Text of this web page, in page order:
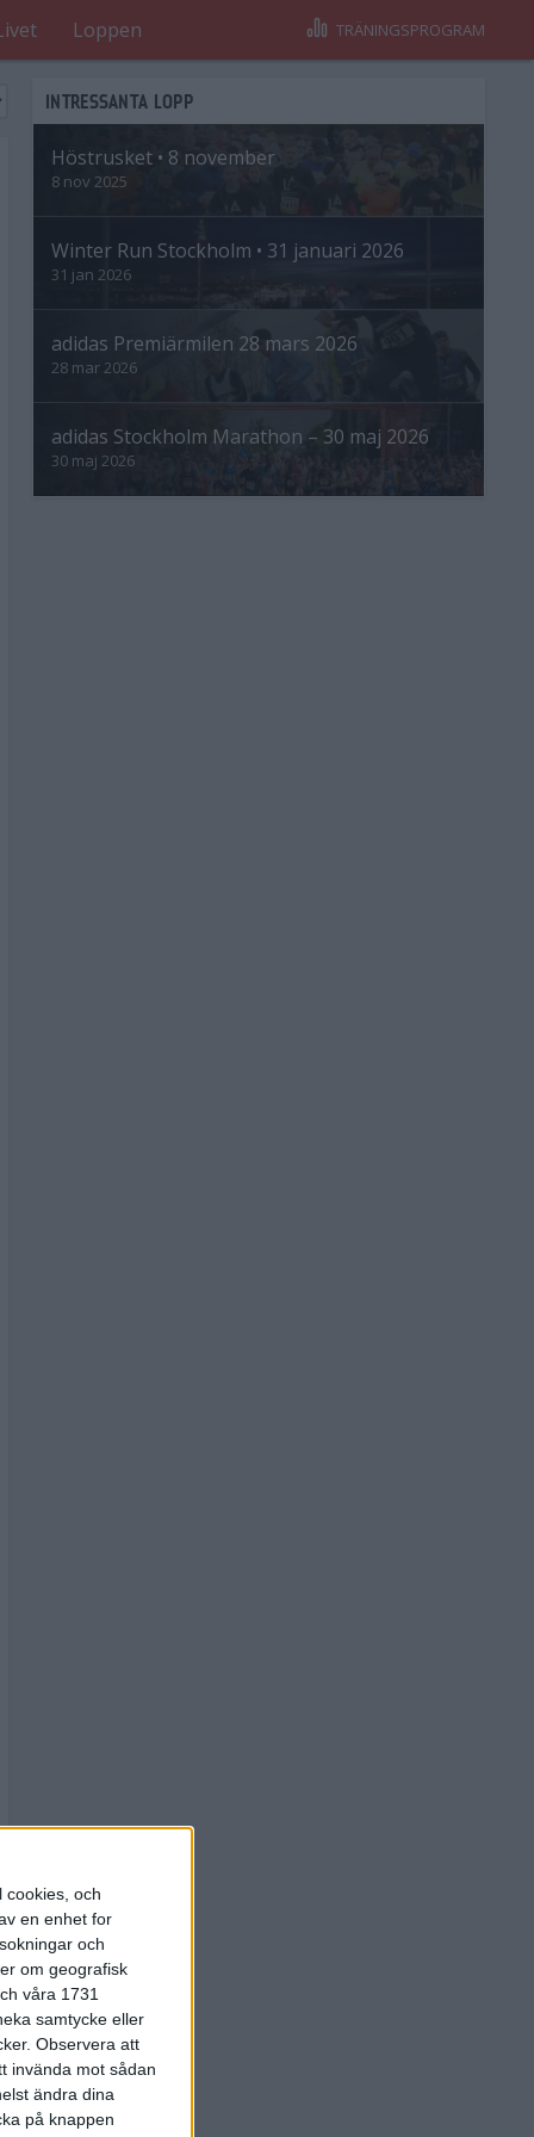
cookies, och
en enhet for
och
om geografisk
våra 1731
samtycke eller
Observera att
invända mot sådan
ändra dina
på knappen
Loppen TRÄNINGSPROGRAM
INTRESSANTA LOPP
Höstrusket • 8 november
8 nov 2025
Winter Run Stockholm • 31 januari 2026
31 jan 2026
adidas Premiärmilen 28 mars 2026
28 mar 2026
adidas Stockholm Marathon – 30 maj 2026
30 maj 2026